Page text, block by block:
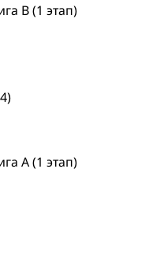
В (1 этап)
А (1 этап)